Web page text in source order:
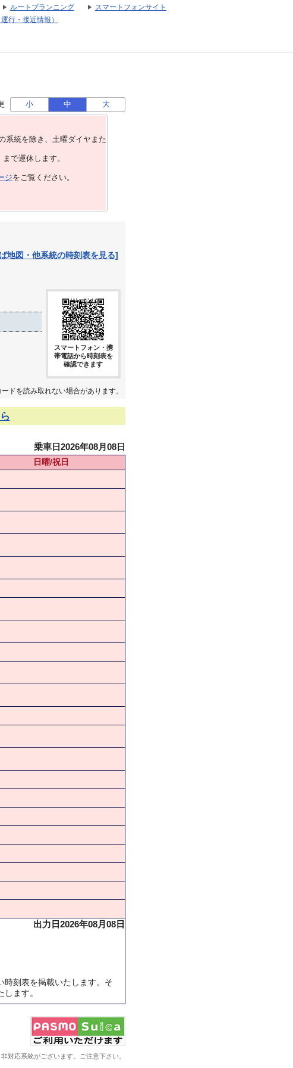
ルートプランニング
スマートフォンサイト
行・接近情報）
小 中 大
系統を除き、⼟曜ダイヤまた
で運休します。
ジをご覧ください。
地図・他系統の時刻表を見る]
スマートフォン・携
帯電話から時刻表を
確認できます
ドを読み取れない場合があります。
乗車日2026年08月08日
日曜/祝日
出力日2026年08月08日
時刻表を掲載いたします。そ
ます。
対応系統がございます。ご注意下さい。